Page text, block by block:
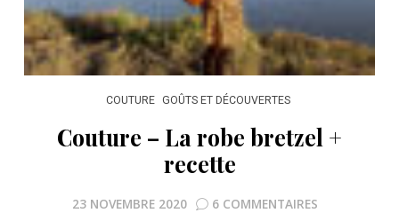
COUTURE GOÛTS ET DÉCOUVERTES
Couture – La robe bretzel +
recette
23 NOVEMBRE 2020 6 COMMENTAIRES